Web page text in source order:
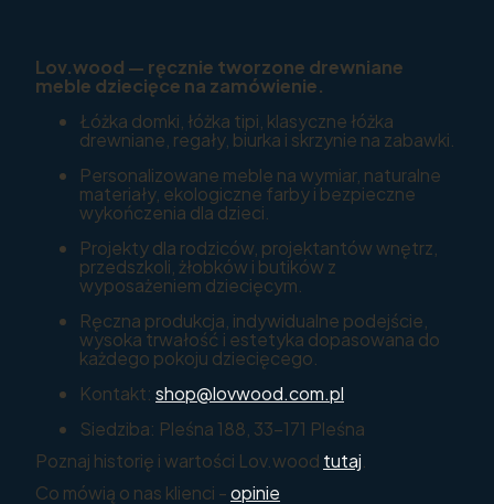
Lov.wood — ręcznie tworzone drewniane
meble dziecięce na zamówienie.
Łóżka domki, łóżka tipi, klasyczne łóżka
drewniane, regały, biurka i skrzynie na zabawki.
Personalizowane meble na wymiar, naturalne
materiały, ekologiczne farby i bezpieczne
wykończenia dla dzieci.
Projekty dla rodziców, projektantów wnętrz,
przedszkoli, żłobków i butików z
wyposażeniem dziecięcym.
Ręczna produkcja, indywidualne podejście,
wysoka trwałość i estetyka dopasowana do
każdego pokoju dziecięcego.
Kontakt: shop@lovwood.com.pl
Siedziba: Pleśna 188, 33-171 Pleśna
Poznaj historię i wartości Lov.wood tutaj
Co mówią o nas klienci -opinie